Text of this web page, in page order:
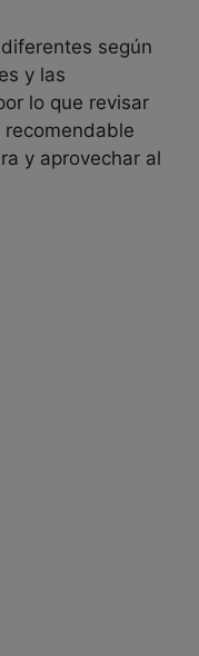
según
y las
lo que revisar
y aprovechar al